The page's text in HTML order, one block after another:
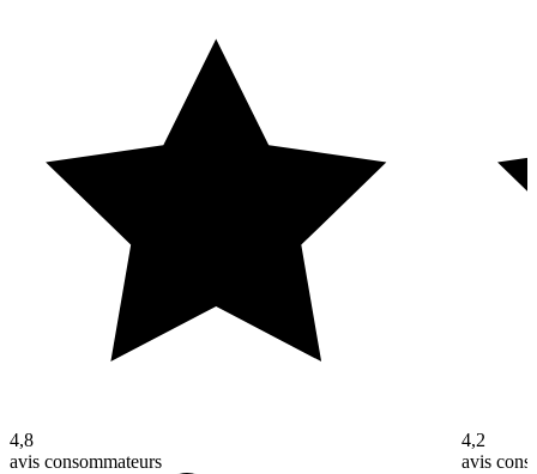
4,8
avis consommateurs
4,2
avis